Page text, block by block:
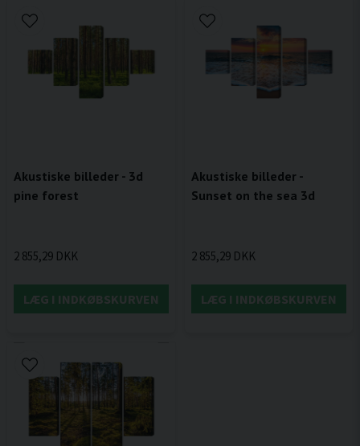
Akustiske billeder - 3d
pine forest
2 855,29 DKK
LÆG I INDKØBSKURVEN
Akustiske billeder -
Sunset on the sea 3d
2 855,29 DKK
LÆG I INDKØBSKURVEN